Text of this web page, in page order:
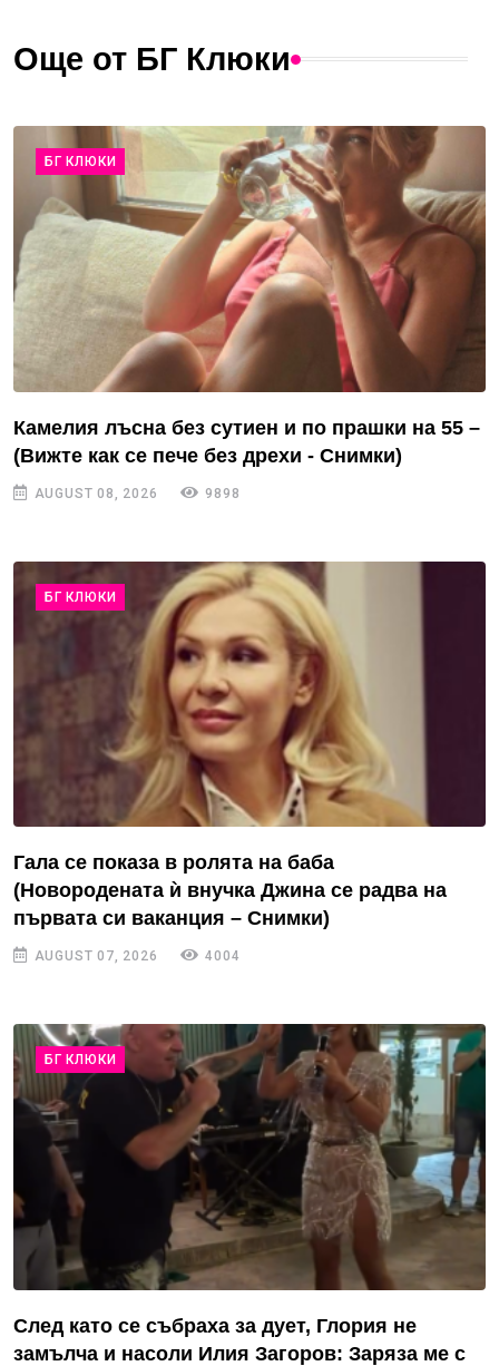
Още от БГ Клюки
БГ КЛЮКИ
Камелия лъсна без сутиен и по прашки на 55 –
(Вижте как се пече без дрехи - Снимки)
AUGUST 08, 2026 9898
БГ КЛЮКИ
Гала се показа в ролята на баба
(Новородената ѝ внучка Джина се радва на
първата си ваканция – Снимки)
AUGUST 07, 2026 4004
БГ КЛЮКИ
След като се събраха за дует, Глория не
замълча и насоли Илия Загоров: Заряза ме с